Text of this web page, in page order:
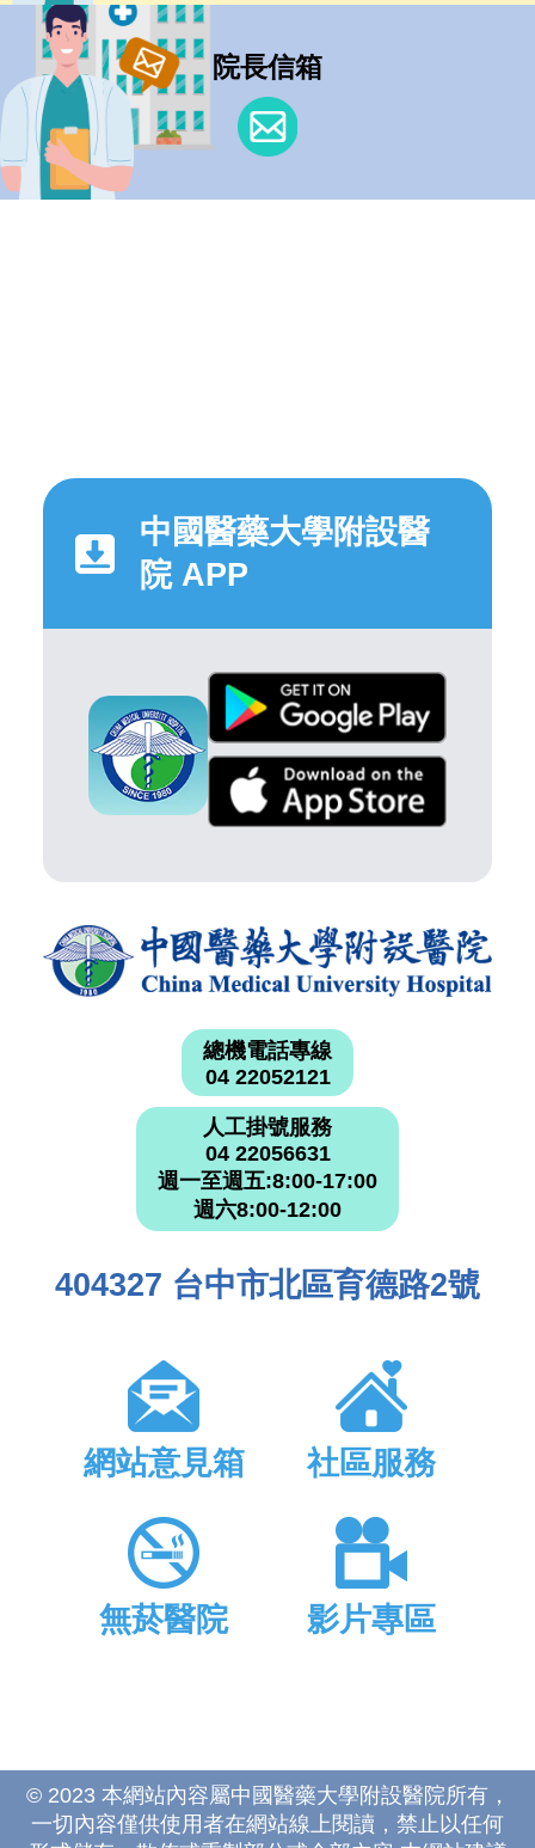
院長信箱
中國醫藥大學附設醫
院 APP
總機電話專線
04 22052121
人工掛號服務
04 22056631
週一至週五:8:00-17:00
週六8:00-12:00
404327 台中市北區育德路2號
網站意見箱 社區服務
無菸醫院 影片專區
© 2023 本網站內容屬中國醫藥大學附設醫院所有，
一切內容僅供使用者在網站線上閱讀，禁止以任何